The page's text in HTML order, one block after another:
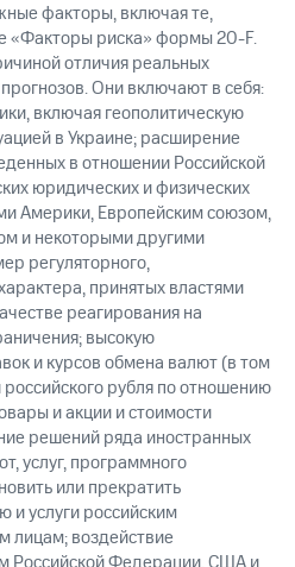
факторы, включая те,
«Факторы риска» формы 20-F.
отличия реальных
Они включают в себя:
включая геополитическую
в Украине; расширение
в отношении Российской
юридических и физических
Америки, Европейским союзом,
и некоторыми другими
регуляторного,
принятых властями
реагирования на
высокую
и курсов обмена валют (в том
рубля по отношению
и акции и стоимости
решений ряда иностранных
услуг, программного
или прекратить
и услуги российским
лицам; воздействие